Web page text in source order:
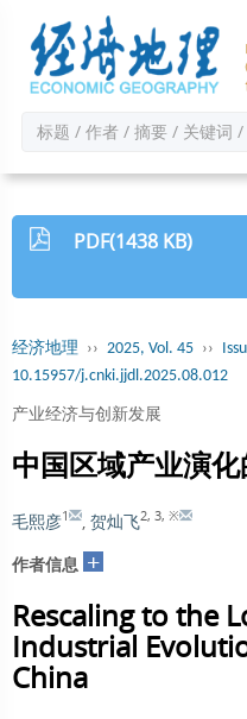
PDF(1438 KB)
经济地理 ›› 2025, Vol. 45 ››
10.15957/j.cnki.jjdl.2025.08.012
产业经济与创新发展
中国区域产业演
毛熙彦1 贺灿飞2, 3, ※
作者信息 +
Rescaling to the
Industrial
China